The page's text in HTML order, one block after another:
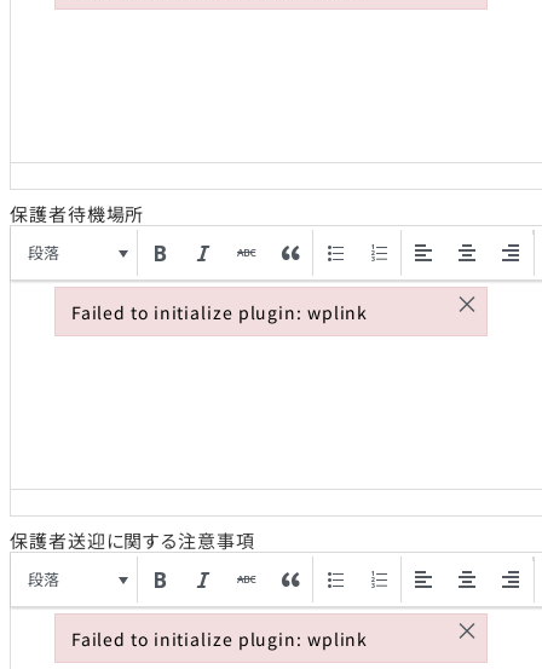
保護者待機場所
段落
保護者送迎に関する注意事項
段落
Failed to initialize plugin: wplink
Failed to initialize plugin: wplink ×
Failed to initialize plugin: wplink
Failed to initialize plugin: wplink ×